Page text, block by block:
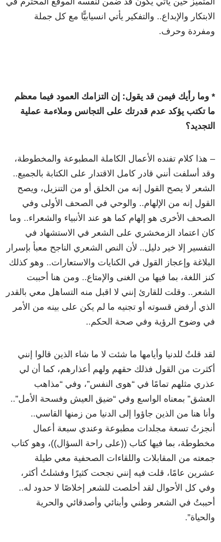
الابتكار والإبداع.. والتفكير يأتي انسيابيًّا مع كل جملة
ومفردة وحرف.
* وما رأيك فيمن قد يقول: إن التزامك العمود فيما معظم
ما تكتب يؤكد عدم قدرتك على التجانس وملاءمة عملية
التجديد؟
– هذا كلام تفنده الأعمال الكاملة المطبوعة والمخطوطة،
وقد أسلفت أنني قادر كامل الاقتدار على الكتابة بالجميع..
الشعر لا يصح القول إنه من الخلق أو من التنزيل، ويصح
القول إنه من الإلهام.. والوحي في الصحف الأولى وفي
الصحف الأخرى هو إلهام كما هو عند الأنبياء والشعراء.. وما
كان اعتماد الزمخشري على الشعر في الاستشهاد في
التفسير إلا خير دليل.. لأن النص الشعري الناجح معبأ بإسرار
البلاغة وإعجاز القول في الكنايات والاستعارات.. وهو كذلك
كنز اللغة، بما فيها من الغنى والإمتاع.. ومن هنا أحببت
الشعر.. وقلت للقارئ إنني لا اقبل منه التساهل معي بالقدر
الذي أرفض قسوته أو تجنيه ما لم يكن على بينه من الأمر
في وضوح الرؤية وفي صحة الحكم..
لقد قلتُ للدنيا وأيامها ما شئت لا ما شاء الذين قالوا إنني
أكثرت من القول فذلك حقهم ولهم أعذارهم، كما أن لي
عذري مثلهم تمامًا في “هوى النفس”، وفي “مذاهب
العشق” بمعناه الواسع وفي “ضيق العيش وفسحة الأمل”..
وأنا هنا من الذين جاؤوا إلى الدنيا من زمنها القاسي..
أنجزتُ تسعة مجلدات مطبوعة وعندي سبعة أعمال
مخطوطة، بما فيها كتاب ((على راحة السؤال))، وهو كتاب
جمعته من المقابلات واللقاءات الصحفية معي طيلة
عشرين عامًا، قلت فيه إنني نجحت كثيرًا وفشلتُ أكثر،
وفي كل الأحوال لقد أخلصت للشعر إخلاصًا لا حدود له..
أحببتُ في الشعر وطني وأبنائي وأصدقائي والحرية
والحياة”.